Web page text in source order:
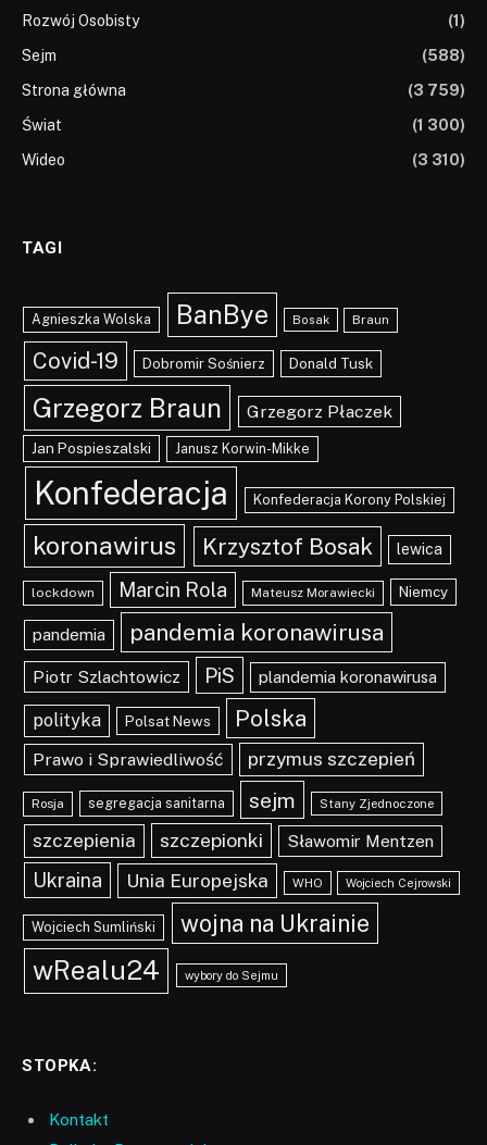
Rozwój Osobisty
(1)
Sejm
(588)
Strona główna
(3 759)
Świat
(1 300)
Wideo
(3 310)
TAGI
Agnieszka Wolska BanBye Bosak Braun
Covid-19 Dobromir Sośnierz Donald Tusk
Grzegorz Braun Grzegorz Płaczek
Jan Pospieszalski Janusz Korwin-Mikke
Konfederacja Konfederacja Korony Polskiej
koronawirus Krzysztof Bosak lewica
lockdown Marcin Rola Mateusz Morawiecki Niemcy
pandemia pandemia koronawirusa
Piotr Szlachtowicz PiS plandemia koronawirusa
polityka Polsat News Polska
Prawo i Sprawiedliwość przymus szczepień
Rosja segregacja sanitarna sejm Stany Zjednoczone
szczepienia szczepionki Sławomir Mentzen
Ukraina Unia Europejska WHO Wojciech Cejrowski
Wojciech Sumliński wojna na Ukrainie
wRealu24 wybory do Sejmu
STOPKA:
Kontakt